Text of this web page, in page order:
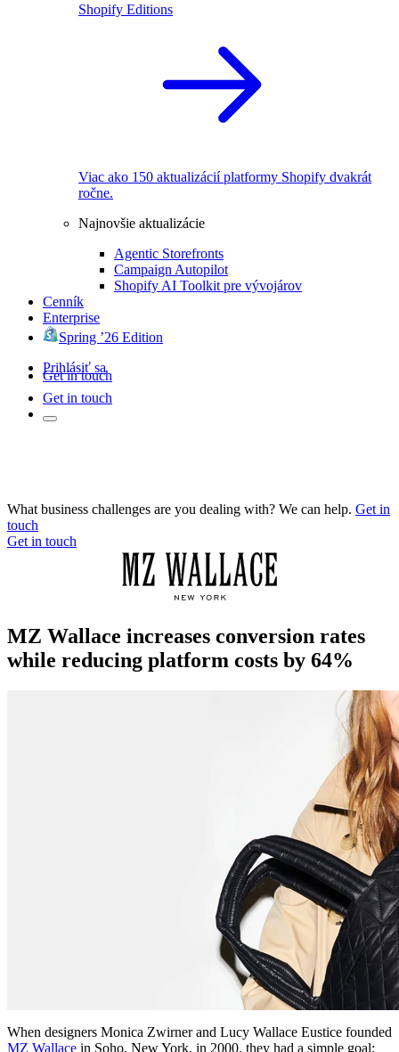
Shopify Editions
Viac ako 150 aktualizácií platformy Shopify dvakrát
ročne.
Najnovšie aktualizácie
Agentic Storefronts
Campaign Autopilot
Shopify AI Toolkit pre vývojárov
Cenník
Enterprise
Spring ’26 Edition
Prihlásiť sa
Get in touch
Get in touch
What business challenges are you dealing with? We can help. Get in
touch
Get in touch
MZ Wallace increases conversion rates
while reducing platform costs by 64%
When designers Monica Zwirner and Lucy Wallace Eustice founded
MZ Wallace in Soho, New York, in 2000, they had a simple goal: